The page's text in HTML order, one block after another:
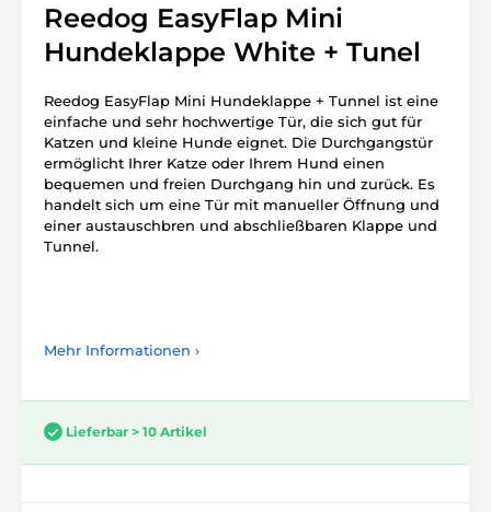
Reedog EasyFlap Mini
Hundeklappe White + Tunel
Reedog EasyFlap Mini Hundeklappe + Tunnel ist eine
einfache und sehr hochwertige Tür, die sich gut für
Katzen und kleine Hunde eignet. Die Durchgangstür
ermöglicht Ihrer Katze oder Ihrem Hund einen
bequemen und freien Durchgang hin und zurück. Es
handelt sich um eine Tür mit manueller Öffnung und
einer austauschbren und abschließbaren Klappe und
Tunnel.
Mehr Informationen ›
Lieferbar > 10 Artikel